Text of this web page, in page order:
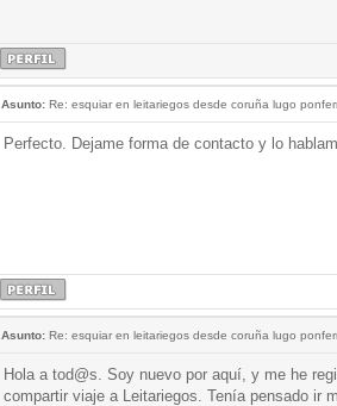
Asunto:Re: esquiar en leitariegos desde coruña lugo
Perfecto. Dejame forma de contacto y lo
Asunto:Re: esquiar en leitariegos desde coruña lugo
Hola a tod@s. Soy nuevo por aquí, y me he
compartir viaje a Leitariegos. Tenía pensado ir